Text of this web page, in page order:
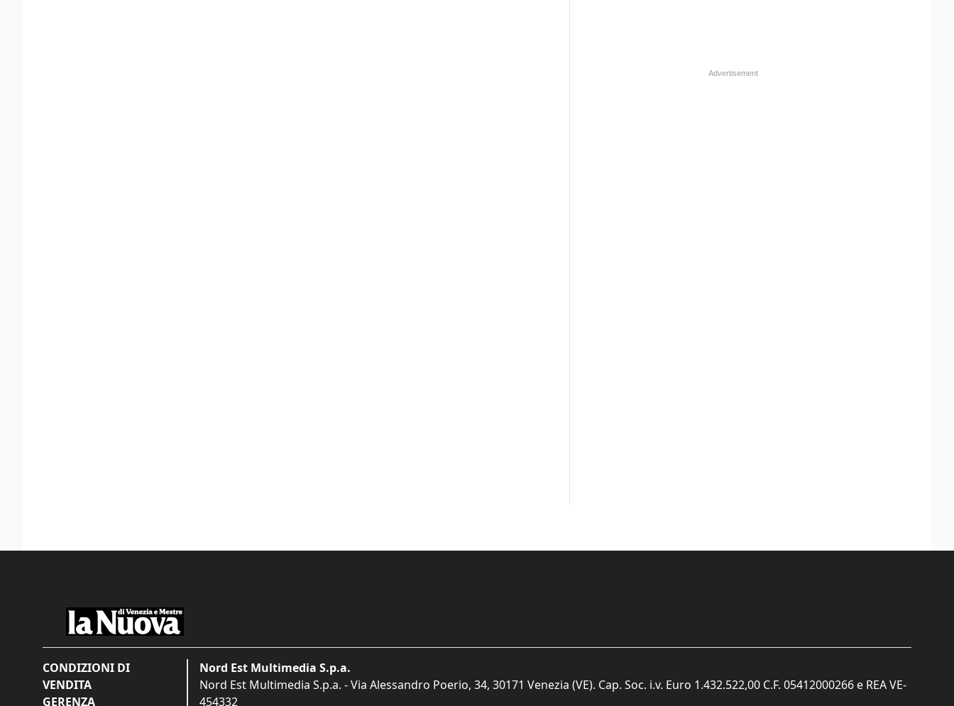
CONDIZIONI DI
VENDITA
GERENZA
Nord Est Multimedia S.p.a.
Nord Est Multimedia S.p.a. - Via Alessandro Poerio, 34, 30171 Venezia (VE). Cap. Soc. i.v. Euro 1.432.522,00 C.F. 05412000266 e REA VE-
454332